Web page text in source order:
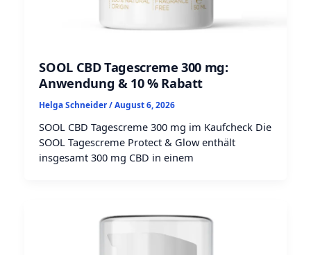
SOOL CBD Tagescreme 300 mg:
Anwendung & 10 % Rabatt
Helga Schneider/August 6, 2026
SOOL CBD Tagescreme 300 mg im Kaufcheck Die
SOOL Tagescreme Protect & Glow enthält
insgesamt 300 mg CBD in einem